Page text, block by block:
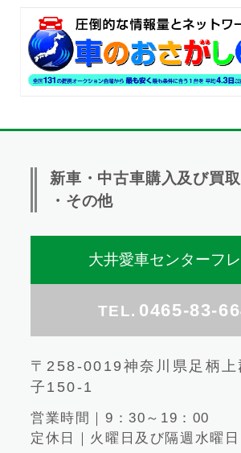
新車・中古車購入及び買取
・その他
大井愛車センターフ
TEL. 0465-83-
〒258-0019神奈川県足柄上
子150-1
営業時間｜9：30～19：00
定休日｜火曜日及び隔週水曜日